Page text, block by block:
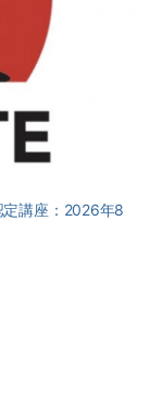
定講座：2026年8